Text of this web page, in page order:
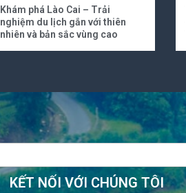
Khám phá Lào Cai – Trải
nghiệm du lịch gắn với thiên
nhiên và bản sắc vùng cao
KẾT NỐI VỚI CHÚNG TÔI